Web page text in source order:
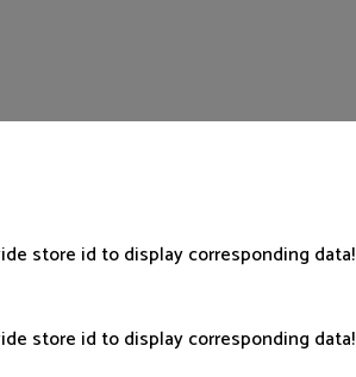
store id to display corresponding data!
store id to display corresponding data!